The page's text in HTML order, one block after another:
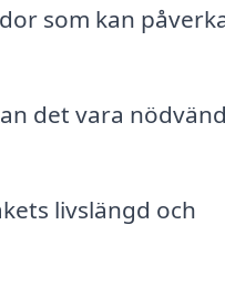
som kan
det vara
livslängd och